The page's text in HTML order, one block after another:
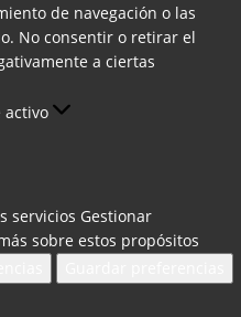
de navegación o las
No consentir o retirar el
a ciertas
activo
servicios Gestionar
sobre estos propósitos